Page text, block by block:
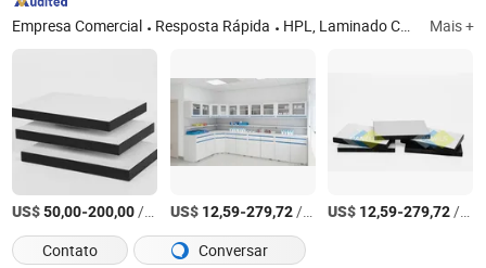
Empresa Comercial Resposta Rápida HPL, Laminado Compacto, Laminado Resistente a Produtos Químicos, Laminado Compacto Externo, Laminado de Alta Pressão Mais +
US$50,00-200,00/pcs US$ 12,59-279,72/pcs US$ 12,59-279,72/pcs
Contato
Conversar